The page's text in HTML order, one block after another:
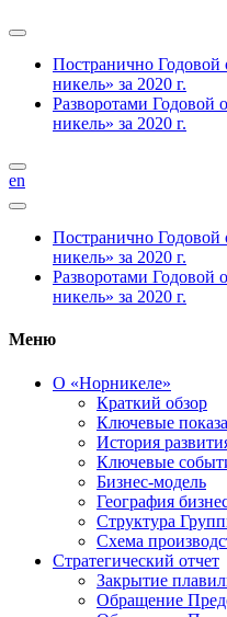
Постранично
никель» за 2020 г.
Разворотами Годовой
никель» за 2020 г.
en
Постранично
никель» за 2020 г.
Разворотами Годовой
никель» за 2020 г.
Меню
О «Норникеле»
Краткий обзор
Ключевые
История
Ключевые
Бизнес-модель
География
Структура
Схема
Стратегический отчет
Закрытие
Обращение